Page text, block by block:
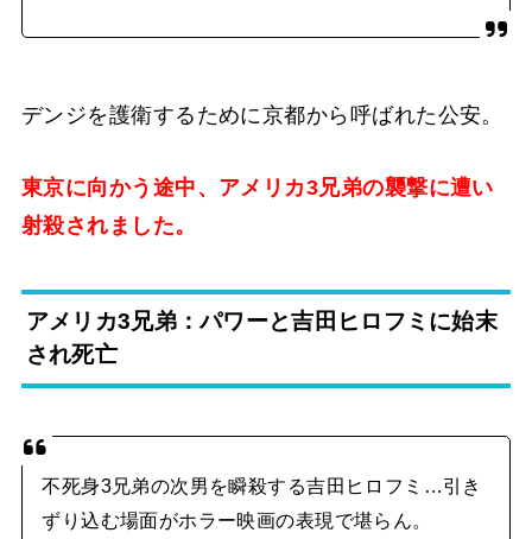
デンジを護衛するために京都から呼ばれた公安。
東京に向かう途中、アメリカ3兄弟の襲撃に遭い
射殺されました。
アメリカ3兄弟：パワーと吉田ヒロフミに始末
され死亡
不死身3兄弟の次男を瞬殺する吉田ヒロフミ…引き
ずり込む場面がホラー映画の表現で堪らん。